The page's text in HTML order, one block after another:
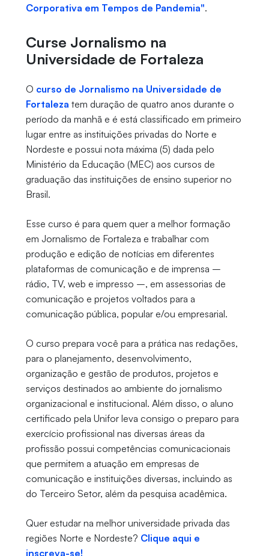
Corporativa em Tempos de Pandemia".
Curse Jornalismo na
Universidade de Fortaleza
O curso de Jornalismo na Universidade de
Fortaleza tem duração de quatro anos durante o
período da manhã e é está classificado em primeiro
lugar entre as instituições privadas do Norte e
Nordeste e possui nota máxima (5) dada pelo
Ministério da Educação (MEC) aos cursos de
graduação das instituições de ensino superior no
Brasil.
Esse curso é para quem quer a melhor formação
em Jornalismo de Fortaleza e trabalhar com
produção e edição de notícias em diferentes
plataformas de comunicação e de imprensa –
rádio, TV, web e impresso –, em assessorias de
comunicação e projetos voltados para a
comunicação pública, popular e/ou empresarial.
O curso prepara você para a prática nas redações,
para o planejamento, desenvolvimento,
organização e gestão de produtos, projetos e
serviços destinados ao ambiente do jornalismo
organizacional e institucional. Além disso, o aluno
certificado pela Unifor leva consigo o preparo para
exercício profissional nas diversas áreas da
profissão possui competências comunicacionais
que permitem a atuação em empresas de
comunicação e instituições diversas, incluindo as
do Terceiro Setor, além da pesquisa acadêmica.
Quer estudar na melhor universidade privada das
regiões Norte e Nordeste? Clique aqui e
inscreva-se!